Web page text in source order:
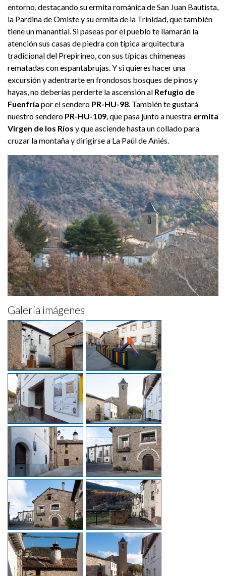
entorno, destacando su ermita románica de San Juan Bautista,
la Pardina de Omiste y su ermita de la Trinidad, que también
tiene un manantial. Si paseas por el pueblo te llamarán la
atención sus casas de piedra con típica arquitectura
tradicional del Prepirineo, con sus típicas chimeneas
rematadas con espantabrujas. Y si quieres hacer una
excursión y adentrarte en frondosos bosques de pinos y
hayas, no deberías perderte la ascensión al Refugio de
Fuenfría por el sendero PR-HU-98 . También te gustará
nuestro sendero PR-HU-109 , que pasa junto a nuestra ermita
Virgen de los Ríos y que asciende hasta un collado para
cruzar la montaña y dirigirse a La Paúl de Aniés.
Galería imágenes